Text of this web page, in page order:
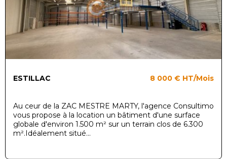
ESTILLAC 8 000 € HT/Mois
Au ceur de la ZAC MESTRE MARTY, l'agence Consultimo
vous propose à la location un bâtiment d'une surface
globale d'environ 1.500 m² sur un terrain clos de 6.300
m².Idéalement situé...